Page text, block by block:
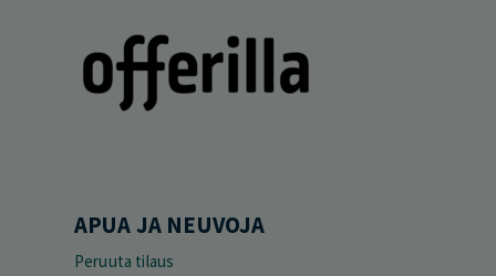
APUA JA NEUVOJA
Peruuta tilaus